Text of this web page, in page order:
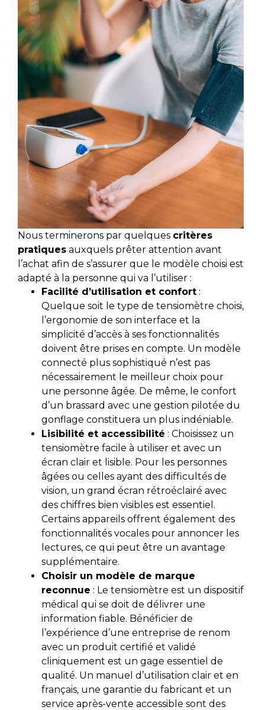
Nous terminerons par quelques critères
pratiques auxquels prêter attention avant
l’achat afin de s’assurer que le modèle choisi est
adapté à la personne qui va l’utiliser :
Facilité d’utilisation et confort :
Quelque soit le type de tensiomètre choisi,
l’ergonomie de son interface et la
simplicité d’accès à ses fonctionnalités
doivent être prises en compte. Un modèle
connecté plus sophistiqué n’est pas
nécessairement le meilleur choix pour
une personne âgée. De même, le confort
d’un brassard avec une gestion pilotée du
gonflage constituera un plus indéniable.
Lisibilité et accessibilité : Choisissez un
tensiomètre facile à utiliser et avec un
écran clair et lisible. Pour les personnes
âgées ou celles ayant des difficultés de
vision, un grand écran rétroéclairé avec
des chiffres bien visibles est essentiel.
Certains appareils offrent également des
fonctionnalités vocales pour annoncer les
lectures, ce qui peut être un avantage
supplémentaire.
Choisir un modèle de marque
reconnue : Le tensiomètre est un dispositif
médical qui se doit de délivrer une
information fiable. Bénéficier de
l’expérience d’une entreprise de renom
avec un produit certifié et validé
cliniquement est un gage essentiel de
qualité. Un manuel d’utilisation clair et en
français, une garantie du fabricant et un
service après-vente accessible sont des